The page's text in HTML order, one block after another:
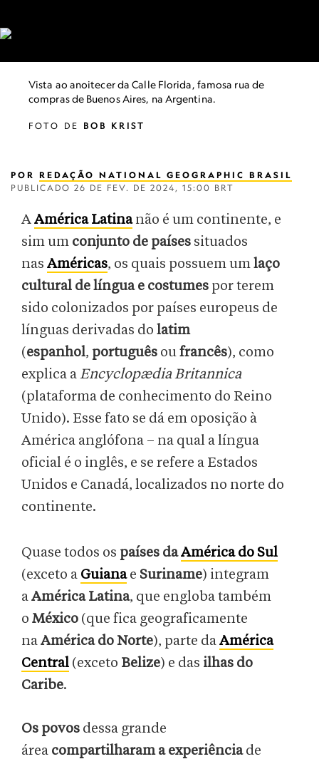
Vista ao anoitecer da Calle Florida, famosa rua de
compras de Buenos Aires, na Argentina.
FOTO DE BOB KRIST
POR REDAÇÃO NATIONAL GEOGRAPHIC BRASIL
PUBLICADO 26 DE FEV. DE 2024, 15:00 BRT
AAmérica Latinanão é um continente, e
sim um conjunto de países situados
nas Américas, os quais possuem umlaço
cultural de língua e costumes por terem
sido colonizados por países europeus de
línguas derivadas do latim
(espanhol, português oufrancês), como
explica aEncyclopædia Britannica
(plataforma de conhecimento do Reino
Unido). Esse fato se dá em oposição à
América anglófona – na qual a língua
oficial é o inglês, e se refere a Estados
Unidos e Canadá, localizados no norte do
continente.
Quase todos os países daAmérica do Sul
(exceto a Guianae Suriname) integram
aAmérica Latina, que engloba também
o México (que fica geograficamente
naAmérica do Norte), parte daAmérica
Central (exceto Belize) e das ilhas do
Caribe.
Os povos dessa grande
área compartilharam a experiênciade